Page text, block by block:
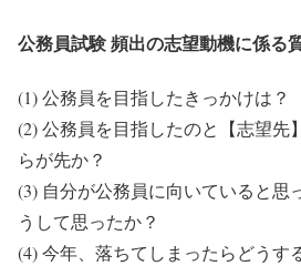
公務員試験 頻出の志望動機に係る
(1) 公務員を目指したきっかけは？
(2) 公務員を目指したのと【志望先
らが先か？
(3) 自分が公務員に向いていると思
うして思ったか？
(4) 今年、落ちてしまったらどうす